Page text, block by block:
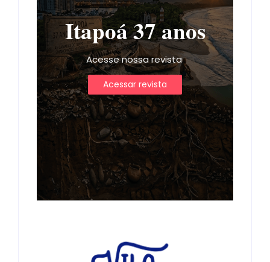
Itapoá 37 anos
Acesse nossa revista
Acessar revista